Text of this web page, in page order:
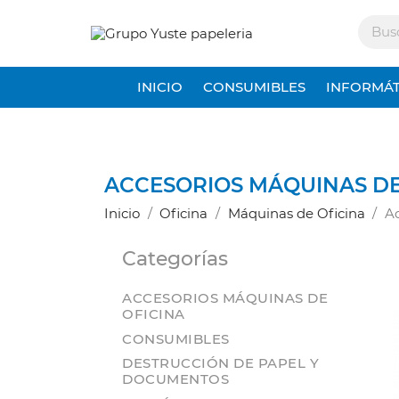
INICIO CONSUMIBLES
ACCESORIOS MÁQUINAS
Inicio Oficina Máquinas de Oficina
Categorías
ACCESORIOS MÁQUINAS DE
OFICINA
CONSUMIBLES
DESTRUCCIÓN DE PAPEL Y
DOCUMENTOS